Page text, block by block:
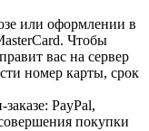
или оформлении в
Чтобы
вас на сервер
номер карты, срок
PayPal,
покупки